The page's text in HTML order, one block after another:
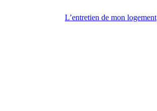
L’entretien de mon logement